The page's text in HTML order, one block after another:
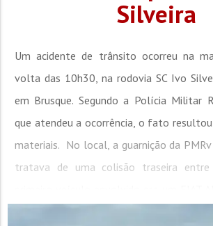
Silveira
Um acidente de trânsito ocorreu na
volta das 10h30, na rodovia SC Ivo
em Brusque. Segundo a Polícia Militar
que atendeu a ocorrência, o fato
materiais. No local, a guarnição da
tratava de uma colisão traseira
primeiro veículo envolvido era um FIAT